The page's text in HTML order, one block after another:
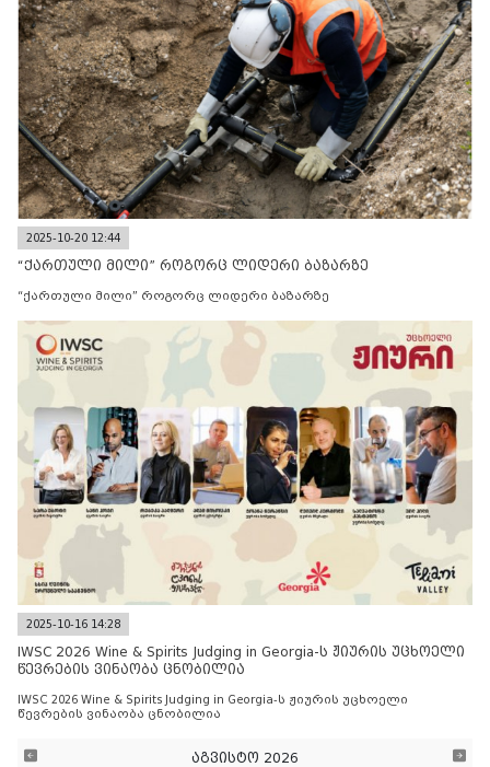
2025-10-20 12:44
“ქართული მილი” როგორც ლიდერი ბაზარზე
“ქართული მილი” როგორც ლიდერი ბაზარზე
2025-10-16 14:28
IWSC 2026 Wine & Spirits Judging in Georgia-ს ჟიურის უცხოელი
წევრების ვინაობა ცნობილია
IWSC 2026 Wine & Spirits Judging in Georgia-ს ჟიურის უცხოელი
წევრების ვინაობა ცნობილია
აგვისტო 2026